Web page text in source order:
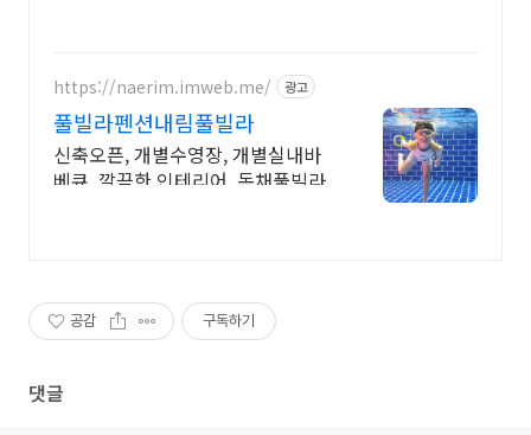
https://naerim.imweb.me/ 광고
풀빌라펜션내림풀빌라
신축오픈, 개별수영장, 개별실내바
베큐, 깔끔한 인테리어, 독채풀빌라
공감 구독하기
댓글